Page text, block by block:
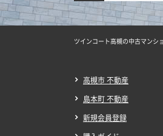
ツインコート高槻の中古マンシ
高槻市 不動産
島本町 不動産
新規会員登録